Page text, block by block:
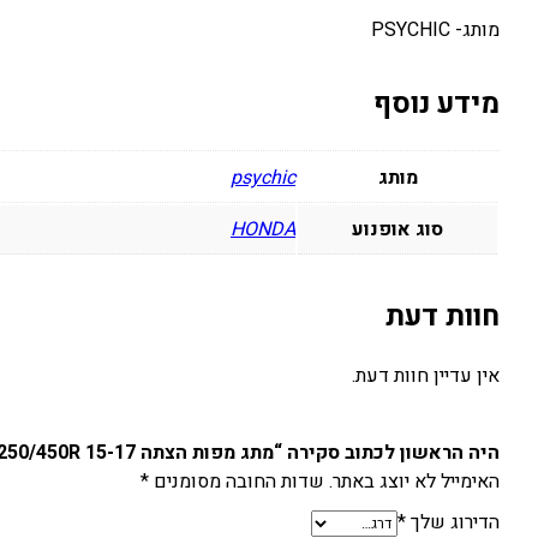
מותג- PSYCHIC
מידע נוסף
מותג
psychic
סוג אופנוע
HONDA
חוות דעת
אין עדיין חוות דעת.
היה הראשון לכתוב סקירה “מתג מפות הצתה HONDA CRF250/450R 15-17”
האימייל לא יוצג באתר. שדות החובה מסומנים *
הדירוג שלך*